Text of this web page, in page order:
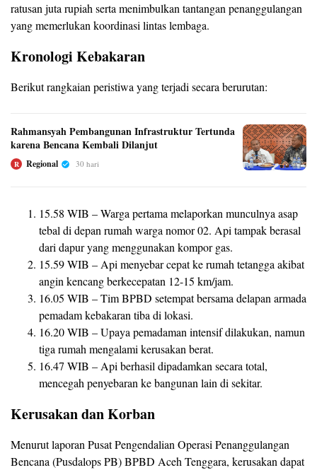
ratusan juta rupiah serta menimbulkan tantangan penanggulangan
yang memerlukan koordinasi lintas lembaga.
Kronologi Kebakaran
Berikut rangkaian peristiwa yang terjadi secara berurutan:
Rahmansyah Pembangunan Infrastruktur Tertunda
karena Bencana Kembali Dilanjut
R Regional 30 hari
15.58 WIB – Warga pertama melaporkan munculnya asap
tebal di depan rumah warga nomor 02. Api tampak berasal
dari dapur yang menggunakan kompor gas.
15.59 WIB – Api menyebar cepat ke rumah tetangga akibat
angin kencang berkecepatan 12-15 km/jam.
16.05 WIB – Tim BPBD setempat bersama delapan armada
pemadam kebakaran tiba di lokasi.
16.20 WIB – Upaya pemadaman intensif dilakukan, namun
tiga rumah mengalami kerusakan berat.
16.47 WIB – Api berhasil dipadamkan secara total,
mencegah penyebaran ke bangunan lain di sekitar.
Kerusakan dan Korban
Menurut laporan Pusat Pengendalian Operasi Penanggulangan
Bencana (Pusdalops PB) BPBD Aceh Tenggara, kerusakan dapat